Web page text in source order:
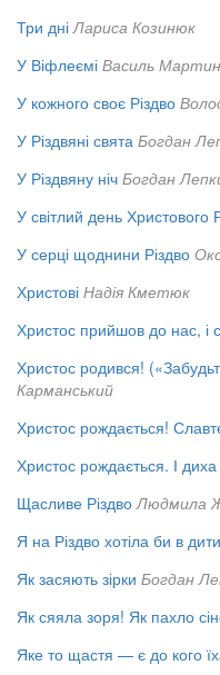
Три дні Лариса Козинюк
У Віфлеємі Василь
У кожного своє Різдво
У Різдвяні свята Богдан
У Різдвяну ніч Богдан
У світлий день Христового
У серці щоднини Різдво
Христові Надія Кметюк
Христос прийшов до нас, і
Христос родився!
Карманський
Христос рождається!
Христос рождається. І диха
Щасливе Різдво Людмила
Я на Різдво хотіла би в
Як засяють зірки Богдан
Як сяяла зоря! Як пахло
Яке то щастя — є до кого